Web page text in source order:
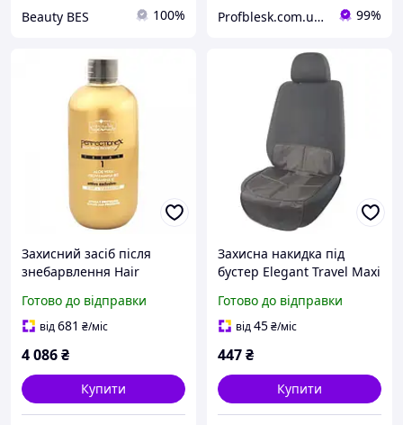
Beauty BES 100% Profblesk.com.ua Інтернет-магазин професійної косметики. "Безкоштовна доставка від 1199 грн" 99%
Захисний засіб після
знебарвлення Hair
Inimitable Blonde 500 мл
Готово до відправки
від681 ₴/міс
4 086₴
Купити
Захисна накидка під
бустер Elegant Travel Maxi
Готово до відправки
від45₴/міс
447₴
Купити